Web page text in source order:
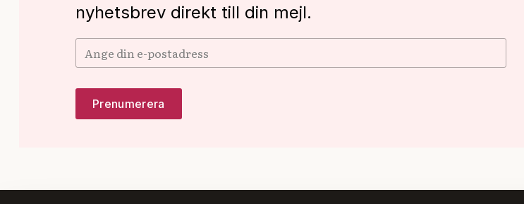
nyhetsbrev direkt till din mejl.